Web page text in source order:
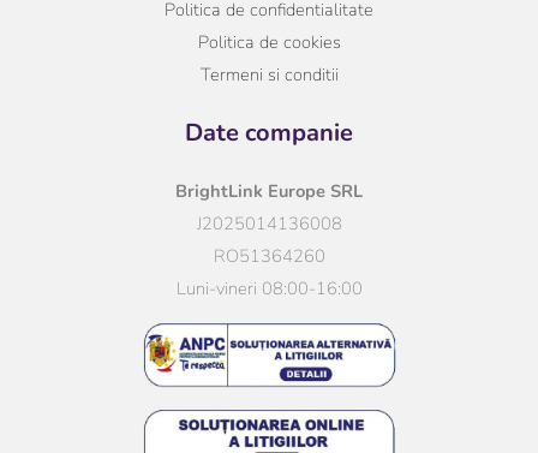
Politica de confidentialitate
Politica de cookies
Termeni si conditii
Date companie
BrightLink Europe SRL
J2025014136008
RO51364260
Luni-vineri 08:00-16:00